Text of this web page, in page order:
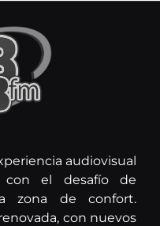
audiovisual
el desafío de
zona de confort.
con nuevos